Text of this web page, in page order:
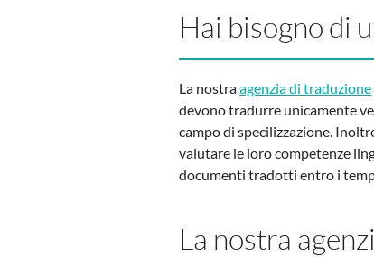
Hai bisogno di
La nostraagenzia di traduzione
devono tradurre unicamente
campo di specilizzazione.
valutare le loro competenze
documenti tradotti entro i
La nostra